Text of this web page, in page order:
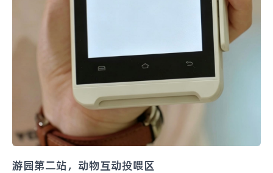
游园第二站，动物互动投喂区